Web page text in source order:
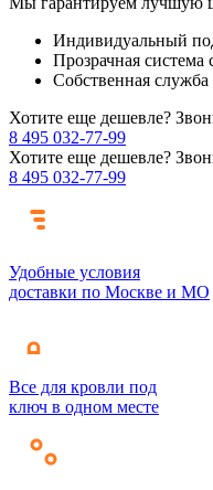
Индивидуальный
Прозрачная система
Собственная служба
Хотите еще дешевле?
8 495 032-77-99
Хотите еще дешевле?
8 495 032-77-99
Удобные условия
доставки по Москве и МО
Все для кровли под
ключ в одном месте